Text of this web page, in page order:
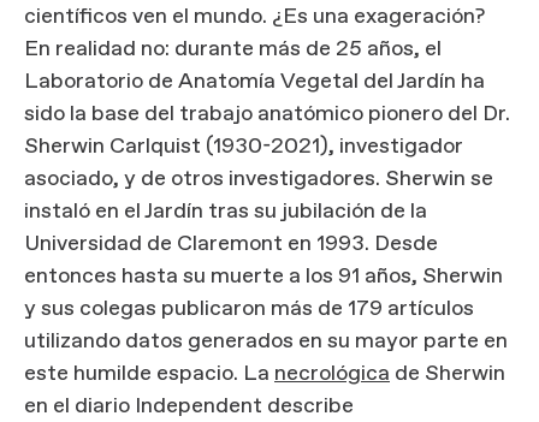
científicos ven el mundo. ¿Es una exageración?
En realidad no: durante más de 25 años, el
Laboratorio de Anatomía Vegetal del Jardín ha
sido la base del trabajo anatómico pionero del Dr.
Sherwin Carlquist (1930-2021), investigador
asociado, y de otros investigadores. Sherwin se
instaló en el Jardín tras su jubilación de la
Universidad de Claremont en 1993. Desde
entonces hasta su muerte a los 91 años, Sherwin
y sus colegas publicaron más de 179 artículos
utilizando datos generados en su mayor parte en
este humilde espacio. La necrológica de Sherwin
en el diario Independent describe